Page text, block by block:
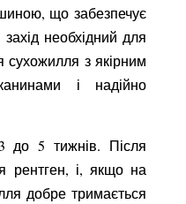
що забезпечує
необхідний для
сухожилля з якірним
і надійно
до 5 тижнів. Після
рентген, і, якщо на
добре тримається